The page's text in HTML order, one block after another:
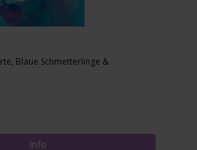
Blaue Schmetterlinge &